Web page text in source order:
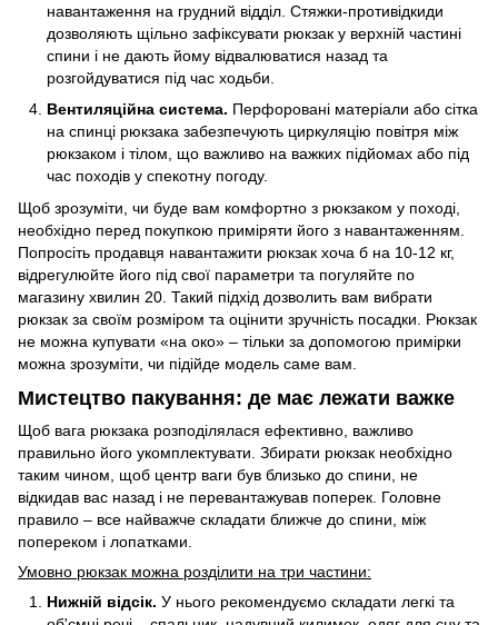
навантаження на грудний відділ. Стяжки-противідкиди
дозволяють щільно зафіксувати рюкзак у верхній частині
спини і не дають йому відвалюватися назад та
розгойдуватися під час ходьби.
Вентиляційна система. Перфоровані матеріали або сітка
на спинці рюкзака забезпечують циркуляцію повітря між
рюкзаком і тілом, що важливо на важких підйомах або під
час походів у спекотну погоду.
Щоб зрозуміти, чи буде вам комфортно з рюкзаком у поході,
необхідно перед покупкою приміряти його з навантаженням.
Попросіть продавця навантажити рюкзак хоча б на 10-12 кг,
відрегулюйте його під свої параметри та погуляйте по
магазину хвилин 20. Такий підхід дозволить вам вибрати
рюкзак за своїм розміром та оцінити зручність посадки. Рюкзак
не можна купувати «на око» – тільки за допомогою примірки
можна зрозуміти, чи підійде модель саме вам.
Мистецтво пакування: де має лежати важке
Щоб вага рюкзака розподілялася ефективно, важливо
правильно його укомплектувати. Збирати рюкзак необхідно
таким чином, щоб центр ваги був близько до спини, не
відкидав вас назад і не перевантажував поперек. Головне
правило – все найважче складати ближче до спини, між
попереком і лопатками.
Умовно рюкзак можна розділити на три частини:
Нижній відсік. У нього рекомендуємо складати легкі та